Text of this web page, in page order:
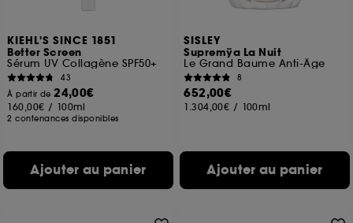
KIEHL'S SINCE 1851
Better Screen
Sérum UV Collagène SPF50+
43
À partir de24,00€
160,00€ / 100ml
2 contenances disponibles
Ajouter au panier
SISLEY
Supremÿa La Nuit
Le Grand Baume Anti-Âge
8
652,00€
1.304,00€ / 100ml
Ajouter au panier